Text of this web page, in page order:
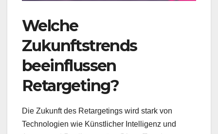
Welche
Zukunftstrends
beeinflussen
Retargeting?
Die Zukunft des Retargetings wird stark von
Technologien wie Künstlicher Intelligenz und